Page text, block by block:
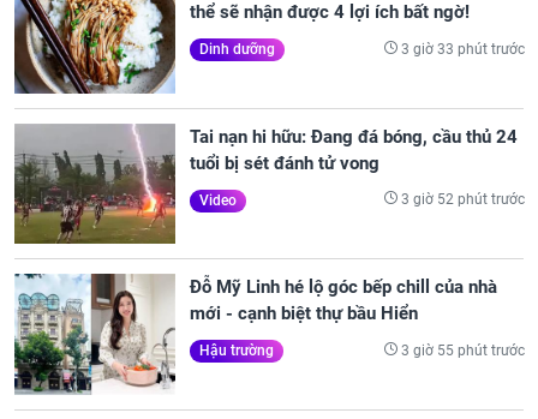
thể sẽ nhận được 4 lợi ích bất ngờ!
Dinh dưỡng 3 giờ 33 phút trước
Tai nạn hi hữu: Đang đá bóng, cầu thủ 24
tuổi bị sét đánh tử vong
Video 3 giờ 52 phút trước
Đỗ Mỹ Linh hé lộ góc bếp chill của nhà
mới - cạnh biệt thự bầu Hiển
Hậu trường 3 giờ 55 phút trước